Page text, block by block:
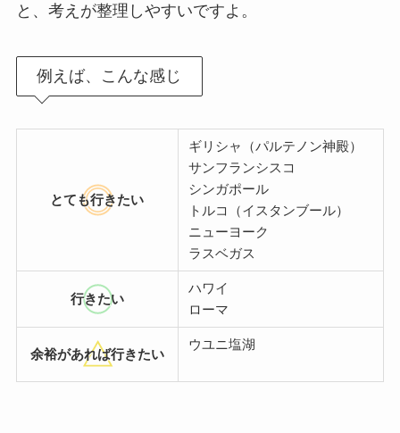
と、考えが整理しやすいですよ。
例えば、こんな感じ
とても行きたい
ギリシャ（パルテノン神殿）
サンフランシスコ
シンガポール
トルコ（イスタンブール）
ニューヨーク
ラスベガス
行きたい
ハワイ
ローマ
余裕があれば行きたい
ウユニ塩湖